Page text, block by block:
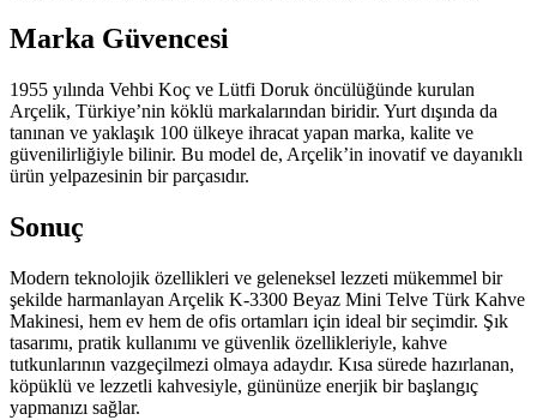
Marka Güvencesi
1955 yılında Vehbi Koç ve Lütfi Doruk öncülüğünde kurulan
Arçelik, Türkiye’nin köklü markalarından biridir. Yurt dışında da
tanınan ve yaklaşık 100 ülkeye ihracat yapan marka, kalite ve
güvenilirliğiyle bilinir. Bu model de, Arçelik’in inovatif ve dayanıklı
ürün yelpazesinin bir parçasıdır.
Sonuç
Modern teknolojik özellikleri ve geleneksel lezzeti mükemmel bir
şekilde harmanlayan Arçelik K-3300 Beyaz Mini Telve Türk Kahve
Makinesi, hem ev hem de ofis ortamları için ideal bir seçimdir. Şık
tasarımı, pratik kullanımı ve güvenlik özellikleriyle, kahve
tutkunlarının vazgeçilmezi olmaya adaydır. Kısa sürede hazırlanan,
köpüklü ve lezzetli kahvesiyle, gününüze enerjik bir başlangıç
yapmanızı sağlar.